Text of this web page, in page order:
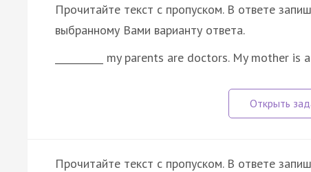
Прочитайте текст с пропуском. В ответе
выбранному Вами варианту ответа.
__________ my parents are doctors. My mother
Прочитайте текст с пропуском. В ответе